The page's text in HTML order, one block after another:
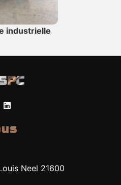
industrielle
Neel 21600